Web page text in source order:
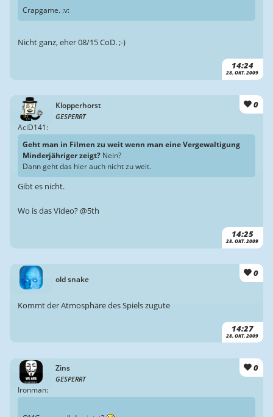
14:24
28. OKT. 2009
Crapgame. :v:
Nicht ganz, eher 08/15 CoD. ;-)
Klopperhorst
GESPERRT
0
14:25
28. OKT. 2009
AciD141:
Geht man in Filmen zu weit wenn man eine Vergewaltigung
Minderjähriger zeigt?Nein?
Dann geht das hier auch nicht zu weit.
Gibt es nicht.
Wo is das Video? @5th
old snake
0
14:27
28. OKT. 2009
Kommt der Atmosphäre des Spiels zugute
Zins
GESPERRT
0
Ironman: